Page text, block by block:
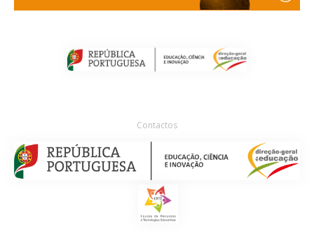
Contactos